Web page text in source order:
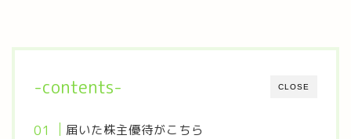
CLOSE
-contents-
届いた株主優待がこちら